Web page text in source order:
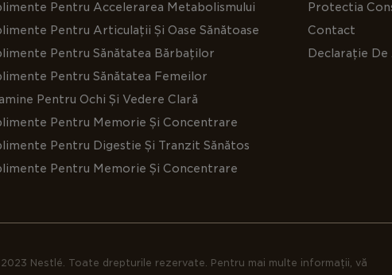
Pentru Accelerarea Metabolismului
Pentru Articulații Și Oase Sănătoase
Pentru Sănătatea Bărbaților
Pentru Sănătatea Femeilor
Pentru Ochi Și Vedere Clară
Pentru Memorie Și Concentrare
Pentru Digestie Și Tranzit Sănătos
Pentru Memorie Și Concentrare
Protectia
Contact
Declarație
Nestlé. Toate drepturile rezervate. Pentru mai multe informații, vă